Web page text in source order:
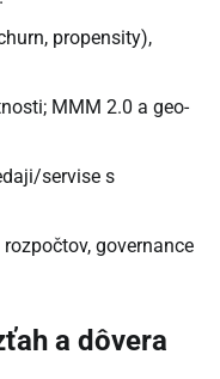
propensity),
MMM 2.0 a geo-
servise s
governance
a dôvera